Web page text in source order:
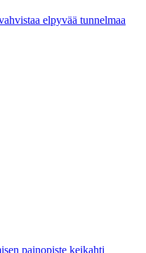
elpyvää tunnelmaa
painopiste keikahti